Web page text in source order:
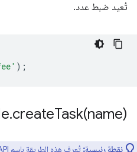
تُعيد ضبط عدد.
);
.createTask(name)
نقطة رئيسية: